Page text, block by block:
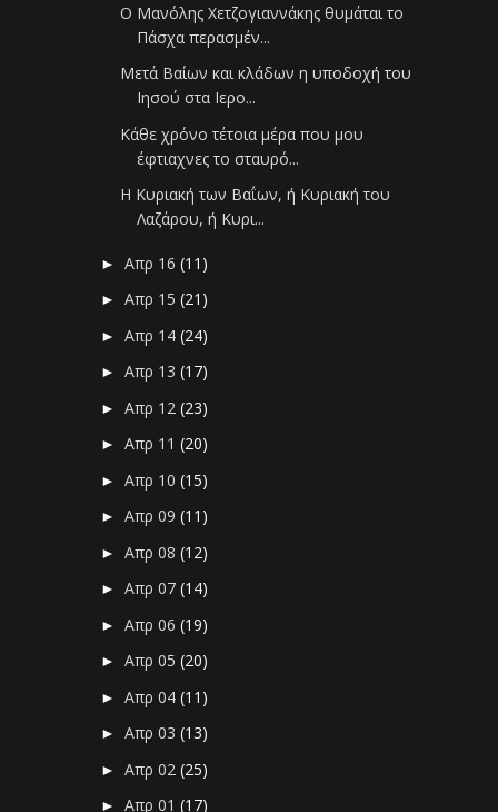
Ο Μανόλης Χετζογιαννάκης θυμάται το
Πάσχα περασμέν...
Μετά Βαίων και κλάδων η υποδοχή του
Ιησού στα Ιερο...
Κάθε χρόνο τέτοια μέρα που μου
έφτιαχνες το σταυρό...
Η Κυριακή των Βαΐων, ή Κυριακή του
Λαζάρου, ή Κυρι...
►Απρ 16(11)
►Απρ 15(21)
►Απρ 14(24)
►Απρ 13(17)
►Απρ 12(23)
►Απρ 11(20)
►Απρ 10(15)
►Απρ 09(11)
►Απρ 08(12)
►Απρ 07(14)
►Απρ 06(19)
►Απρ 05(20)
►Απρ 04(11)
►Απρ 03(13)
►Απρ 02(25)
►Απρ 01(17)